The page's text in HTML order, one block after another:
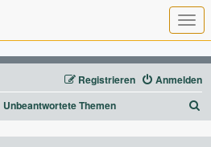
T
o
g
g
l
e
n
a
g
Anmelden
Registrieren
Unbeantwortete Themen
u